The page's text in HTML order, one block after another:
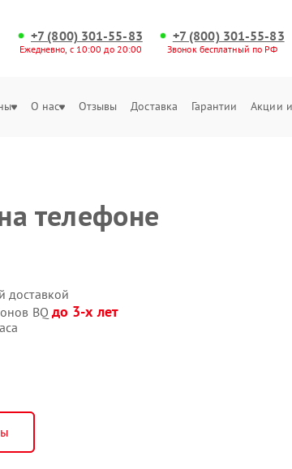
+7 (800) 301-55-83
Ежедневно, с 10:00 до 20:00
+7 (800) 301-55-83
Звонок бесплатный по РФ
О нас Отзывы Доставка Гарантии Акции
телефоне
доставкой
BQ до 3-х лет